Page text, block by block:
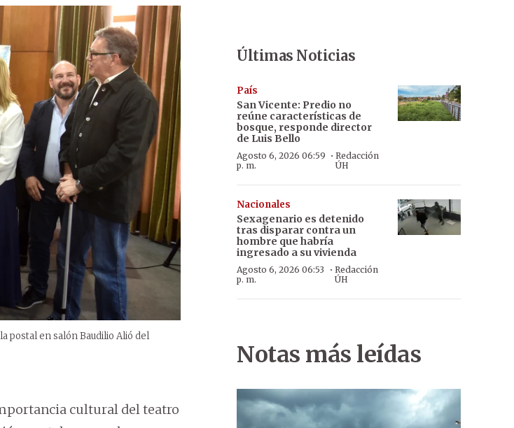
postal en salón Baudilio Alió del
cultural del teatro
Últimas Noticias
País
San Vicente: Predio no
reúne características de
bosque, responde director
de Luis Bello
Agosto 6, 2026 06:59
p. m.
· Redacción
ÚH
Nacionales
Sexagenario es detenido
tras disparar contra un
hombre que habría
ingresado a su vivienda
Agosto 6, 2026 06:53
p. m.
· Redacción
ÚH
Notas más leídas